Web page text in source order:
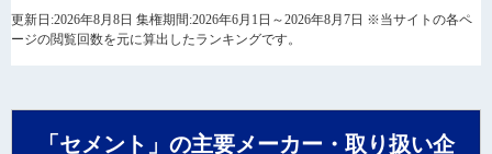
更新日:2026年8月8日 集権期間:2026年6月1日～2026年8月7日 ※当サイトの各ペ
ージの閲覧回数を元に算出したランキングです。
「セメント」の主要メーカー・取り扱い企